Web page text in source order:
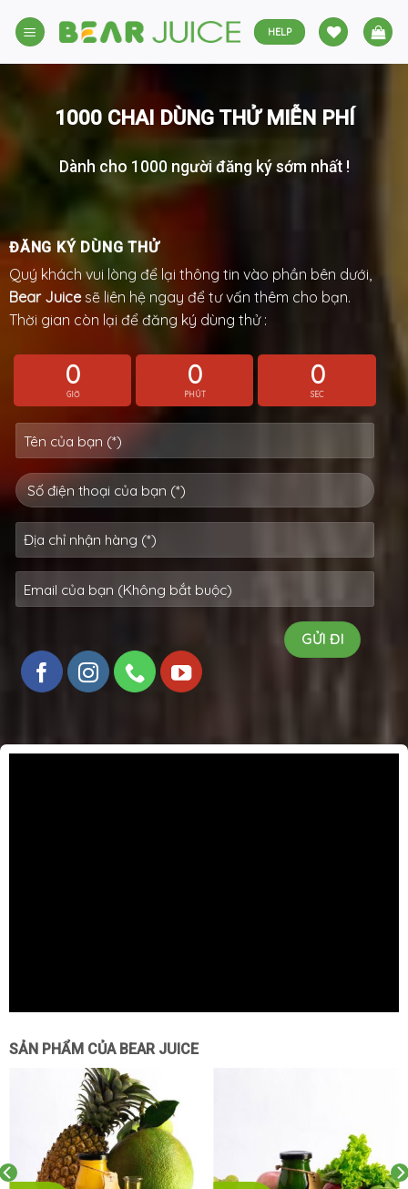
HELP
1000 CHAI DÙNG THỬ MIỄN PHÍ
Dành cho 1000 người đăng ký sớm nhất !
ĐĂNG KÝ DÙNG THỬ
Quý khách vui lòng để lại thông tin vào phần bên dưới,
Bear Juicesẽ liên hệ ngay để tư vấn thêm cho bạn.
Thời gian còn lại để đăng ký dùng thử :
0
GIỜ
0
PHÚT
0
SEC
SẢN PHẨM CỦA BEAR JUICE